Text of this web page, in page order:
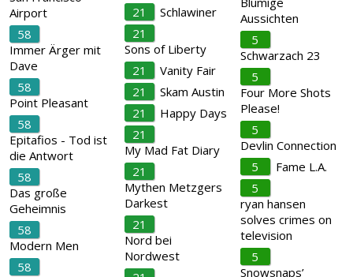
Airport
58
Immer Ärger mit
Dave
58
Point Pleasant
58
Epitafios - Tod ist
die Antwort
58
Das große
Geheimnis
58
Modern Men
58
21
Schlawiner
21
Sons of Liberty
21
Vanity Fair
21
Skam Austin
21
Happy Days
21
My Mad Fat Diary
21
Mythen Metzgers
Darkest
21
Nord bei
Nordwest
Aussichten
5
Schwarzach 23
5
Four More Shots
Please!
5
Devlin Connection
5
Fame L.A.
5
ryan hansen
solves crimes on
television
5
Snowsnaps’